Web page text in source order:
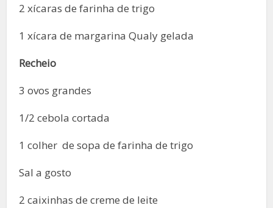
2 xícaras de farinha de trigo
1 xícara de margarina Qualy gelada
Recheio
3 ovos grandes
1/2 cebola cortada
1 colher de sopa de farinha de trigo
Sal a gosto
2 caixinhas de creme de leite